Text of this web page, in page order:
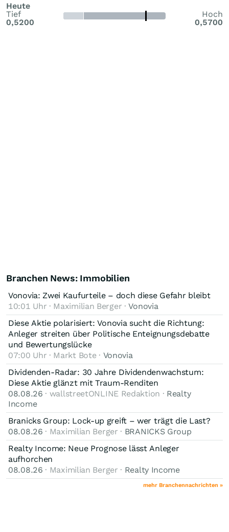
Heute
Tief
0,5200
Hoch
0,5700
Branchen News: Immobilien
Vonovia: Zwei Kaufurteile – doch diese Gefahr bleibt
10:01 Uhr · Maximilian Berger ·Vonovia
Diese Aktie polarisiert: Vonovia sucht die Richtung:
Anleger streiten über Politische Enteignungsdebatte
und Bewertungslücke
07:00 Uhr · Markt Bote · Vonovia
Dividenden-Radar: 30 Jahre Dividendenwachstum:
Diese Aktie glänzt mit Traum-Renditen
08.08.26 · wallstreetONLINE Redaktion · Realty
Income
Branicks Group: Lock-up greift – wer trägt die Last?
08.08.26 · Maximilian Berger · BRANICKS Group
Realty Income: Neue Prognose lässt Anleger
aufhorchen
08.08.26 · Maximilian Berger · Realty Income
mehr Branchennachrichten »